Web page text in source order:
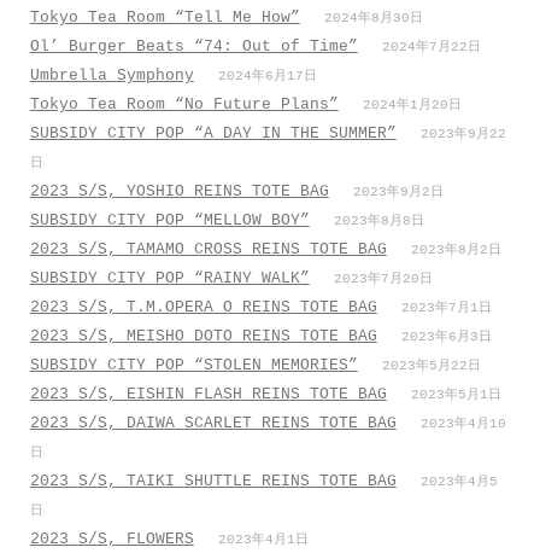
Tokyo Tea Room “Tell Me How” 2024年8月30日
Ol’ Burger Beats “74: Out of Time” 2024年7月22日
Umbrella Symphony 2024年6月17日
Tokyo Tea Room “No Future Plans” 2024年1月20日
SUBSIDY CITY POP “A DAY IN THE SUMMER”
2023年9月22
日
2023 S/S, YOSHIO REINS TOTE BAG 2023年9月2日
SUBSIDY CITY POP “MELLOW BOY” 2023年8月8日
2023 S/S, TAMAMO CROSS REINS TOTE BAG 2023年8月2日
SUBSIDY CITY POP “RAINY WALK” 2023年7月20日
2023 S/S, T.M.OPERA O REINS TOTE BAG 2023年7月1日
2023 S/S, MEISHO DOTO REINS TOTE BAG 2023年6月3日
SUBSIDY CITY POP “STOLEN MEMORIES” 2023年5月22日
2023 S/S, EISHIN FLASH REINS TOTE BAG 2023年5月1日
2023 S/S, DAIWA SCARLET REINS TOTE BAG
2023年4月10
日
2023 S/S, TAIKI SHUTTLE REINS TOTE BAG
2023年4月5
日
2023 S/S, FLOWERS 2023年4月1日